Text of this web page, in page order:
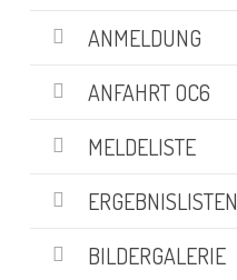
ANMELDUNG
ANFAHRT OC6
MELDELISTE
ERGEBNISLISTEN
BILDERGALERIE